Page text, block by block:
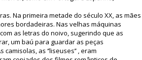
Na primeira metade do século XX, as mães
bordadeiras. Nas velhas máquinas
as letras do noivo, sugerindo que as
um baú para guardar as peças
as ‘’liseuses’’ , eram